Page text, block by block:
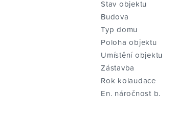
Stav objektu
Budova
Typ domu
Poloha objektu
Umístění objektu
Zástavba
Rok kolaudace
En. náročnost b.